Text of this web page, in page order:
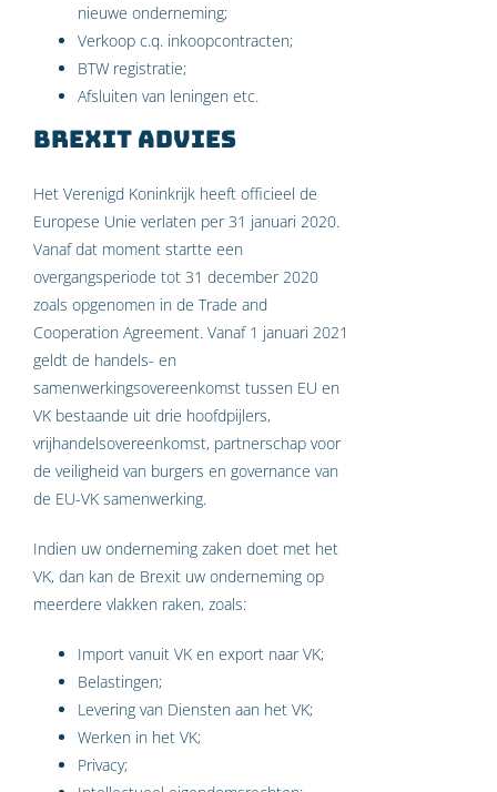
nieuwe onderneming;
Verkoop c.q. inkoopcontracten;
BTW registratie;
Afsluiten van leningen etc.
Brexit advies
Het Verenigd Koninkrijk heeft officieel de
Europese Unie verlaten per 31 januari 2020.
Vanaf dat moment startte een
overgangsperiode tot 31 december 2020
zoals opgenomen in de Trade and
Cooperation Agreement. Vanaf 1 januari 2021
geldt de handels- en
samenwerkingsovereenkomst tussen EU en
VK bestaande uit drie hoofdpijlers,
vrijhandelsovereenkomst, partnerschap voor
de veiligheid van burgers en governance van
de EU-VK samenwerking.
Indien uw onderneming zaken doet met het
VK, dan kan de Brexit uw onderneming op
meerdere vlakken raken, zoals:
Import vanuit VK en export naar VK;
Belastingen;
Levering van Diensten aan het VK;
Werken in het VK;
Privacy;